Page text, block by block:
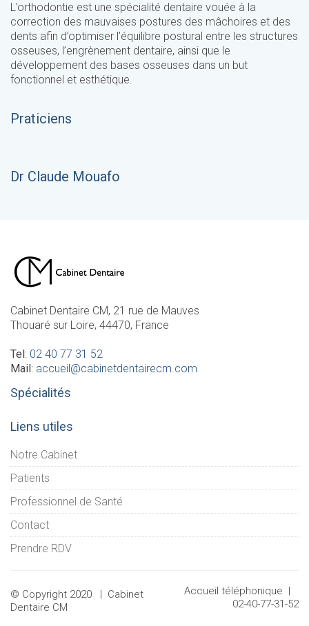
L’orthodontie est une spécialité dentaire vouée à la
correction des mauvaises postures des mâchoires et des
dents afin d’optimiser l’équilibre postural entre les structures
osseuses, l’engrènement dentaire, ainsi que le
développement des bases osseuses dans un but
fonctionnel et esthétique.
Praticiens
Dr Claude Mouafo
Cabinet Dentaire CM, 21 rue de Mauves
Thouaré sur Loire, 44470, France
Tel: 02 40 77 31 52
Mail: accueil@cabinetdentairecm.com
Spécialités
Liens utiles
Notre Cabinet
Patients
Professionnel de Santé
Contact
Prendre RDV
Accueil téléphonique |
02-40-77-31-52
© Copyright 2020 | Cabinet
Dentaire CM